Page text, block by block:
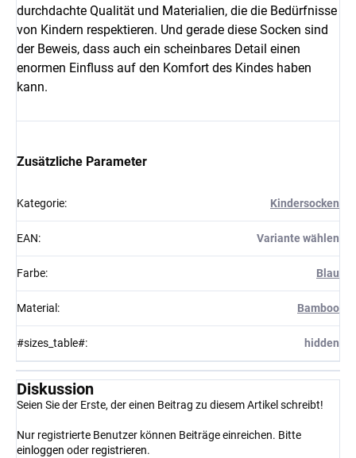
durchdachte Qualität und Materialien, die die Bedürfnisse
von Kindern respektieren. Und gerade diese Socken sind
der Beweis, dass auch ein scheinbares Detail einen
enormen Einfluss auf den Komfort des Kindes haben
kann.
Zusätzliche Parameter
Kategorie: Kindersocken
EAN: Variante wählen
Farbe: Blau
Material : Bamboo
#sizes_table#: hidden
Diskussion
Seien Sie der Erste, der einen Beitrag zu diesem Artikel schreibt!
Nur registrierte Benutzer können Beiträge einreichen. Bitte
einloggen oder registrieren.